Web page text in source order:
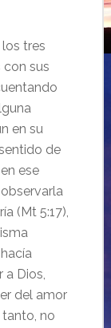
tres
con sus
en su
de
ese
(Mt 5:17),
a Dios,
del amor
tanto, no